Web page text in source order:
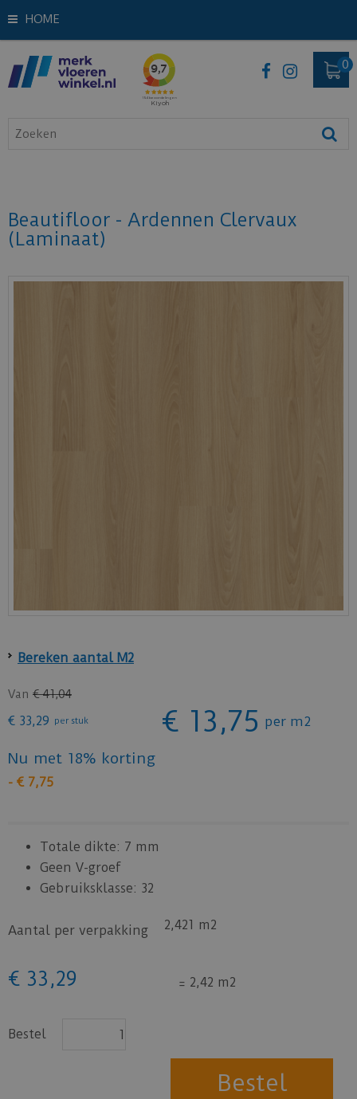
HOME
Beautifloor - Ardennen Clervaux
(Laminaat)
Bereken aantal M2
Van € 41,04
€ 33,29 per stuk € 13,75 per m2
Nu met 18% korting
- € 7,75
Totale dikte: 7 mm
Geen V-groef
Gebruiksklasse: 32
Aantal per verpakking 2,421 m2
€ 33 ,29 = 2,42 m2
Bestel